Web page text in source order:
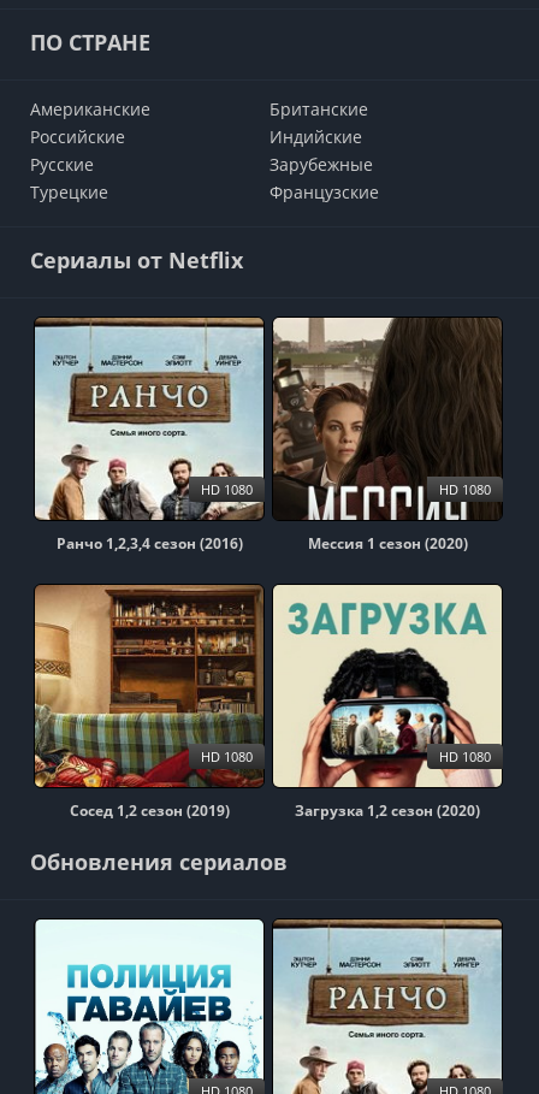
ПО СТРАНЕ
Американские
Британские
Российские
Индийские
Русские
Зарубежные
Турецкие
Французские
Сериалы от Netflix
Ранчо 1,2,3,4 сезон (2016)
HD 1080
Мессия 1 сезон (2020)
HD 1080
Сосед 1,2 сезон (2019)
HD 1080
Загрузка 1,2 сезон (2020)
HD 1080
Обновления сериалов